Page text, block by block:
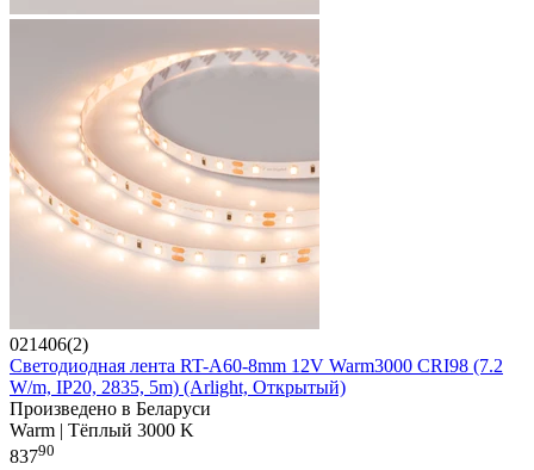
021406(2)
Светодиодная лента RT-A60-8mm 12V Warm3000 CRI98 (7.2
W/m, IP20, 2835, 5m) (Arlight, Открытый)
Произведено в Беларуси
Warm | Тёплый 3000 K
83790